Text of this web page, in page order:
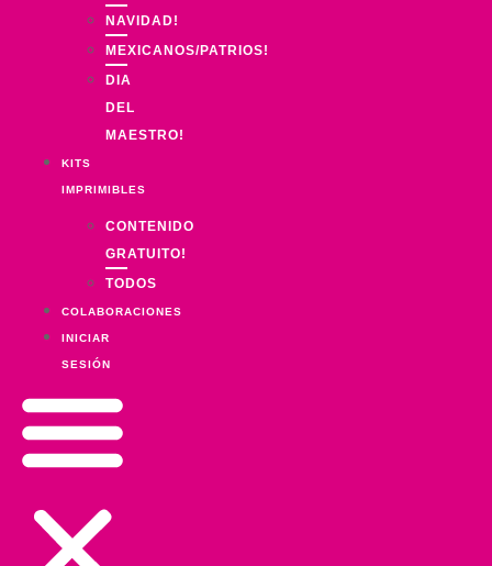
NAVIDAD!
MEXICANOS/PATRIOS!
DIA
DEL
MAESTRO!
KITS
IMPRIMIBLES
CONTENIDO
GRATUITO!
TODOS
COLABORACIONES
INICIAR
SESIÓN